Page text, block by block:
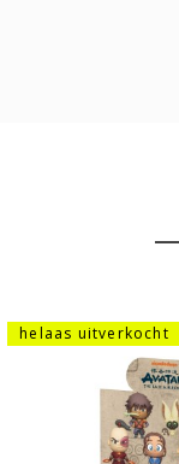
helaas uitverkocht